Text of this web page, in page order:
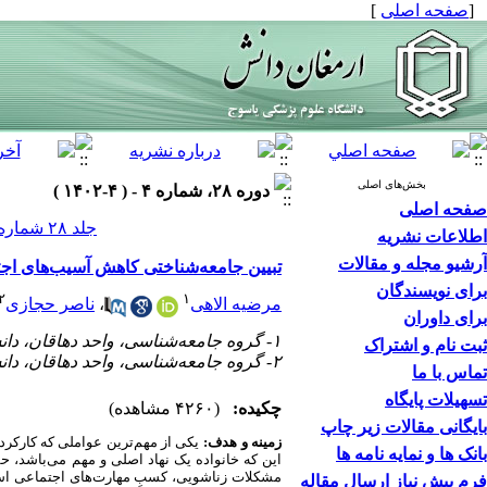
[صفحه اصلی ]
بخش‌های اصلی
صفحه اصلی
اطلاعات نشریه
آرشیو مجله و مقالات
برای نویسندگان
برای داوران
ثبت نام و اشتراک
تماس با ما
تسهیلات پایگاه
بایگانی مقالات زیر چاپ
بانک ها و نمایه نامه ها
فرم پیش نیاز ارسال مقاله
دوره ۲۸، شماره ۴ - ( ۴-۱۴۰۲ )
جلد ۲۸ شماره ۴ صفحات ۵۰۶-۴۹۱
تبیین جامعه‌شناختی کاهش آسیب‌های
مرضیه الاهی ۱ ، ناصر حجازی
۱- گروه جامعه‌شناسی، واحد دهاقان، دانشگاه آزاد اسلامی، دهاقان، ایران
۲- گروه جامعه‌شناسی، واحد دهاقان، دانشگاه آزاد اسلامی، دهاقان، ایران ،
چکیده: (۴۲۶۰ مشاهده)
زمینه و هدف: یکی از مهم‌ترین عواملی که
این که خانواده یک ‌نهاد اصلی و مهم می‌باشد،
مشکلات زناشویی، کسبِ مهارت‌های اجتماعی